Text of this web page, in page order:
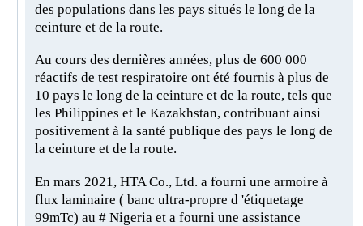
des populations dans les pays situés le long de la
ceinture et de la route.
Au cours des dernières années, plus de 600 000
réactifs de test respiratoire ont été fournis à plus de
10 pays le long de la ceinture et de la route, tels que
les Philippines et le Kazakhstan, contribuant ainsi
positivement à la santé publique des pays le long de
la ceinture et de la route.
En mars 2021, HTA Co., Ltd. a fourni une armoire à
flux laminaire ( banc ultra-propre d 'étiquetage
99mTc) au # Nigeria et a fourni une assistance